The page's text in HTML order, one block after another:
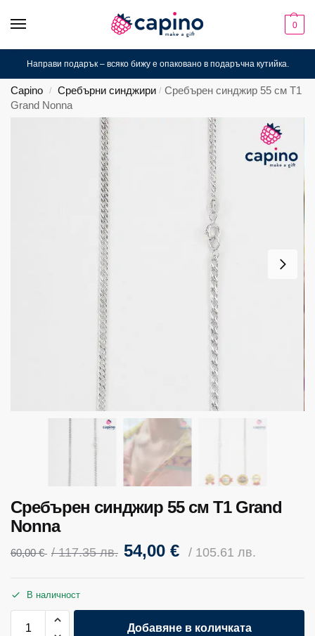
0
Направи подарък – всяко бижу е опаковано в подаръчна кутийка.
Capino / Сребърни синджири / Сребърен синджир 55 см T1
Grand Nonna
Сребърен синджир 55 см T1 Grand
Nonna
60,00€ / 117.35 лв. 54,00 € / 105.61 лв.
В наличност
Добавяне в количката